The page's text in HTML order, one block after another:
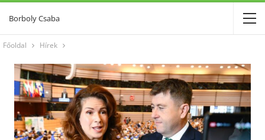
Borboly Csaba
Főoldal Hírek